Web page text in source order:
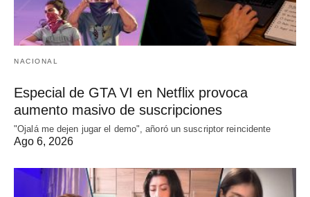
NACIONAL
Especial de GTA VI en Netflix provoca
aumento masivo de suscripciones
"Ojalá me dejen jugar el demo", añoró un suscriptor reincidente
Ago 6, 2026